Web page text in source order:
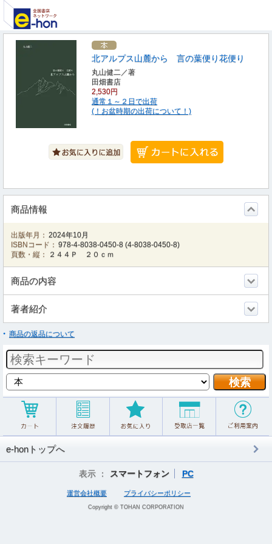
北アルプス山麓から 言の葉便り花便り
丸山健二／著
田畑書店
2,530円
通常１～２日で出荷
(！お盆時期の出荷について！)
商品情報
出版年月： 2024年10月
ISBNコード： 978-4-8038-0450-8 (4-8038-0450-8)
頁数・縦：
２４４Ｐ ２０ｃｍ
商品の内容
著者紹介
商品の返品について
e-honトップへ
表示 ： スマートフォン PC
運営会社概要 プライバシーポリシー
Copyright © TOHAN CORPORATION